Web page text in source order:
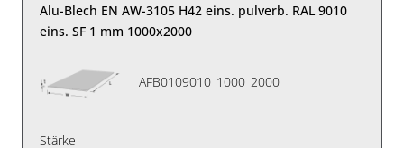
Alu-Blech EN AW-3105 H42 eins. pulverb. RAL 9010
eins. SF 1 mm 1000x2000
AFB0109010_1000_2000
Stärke